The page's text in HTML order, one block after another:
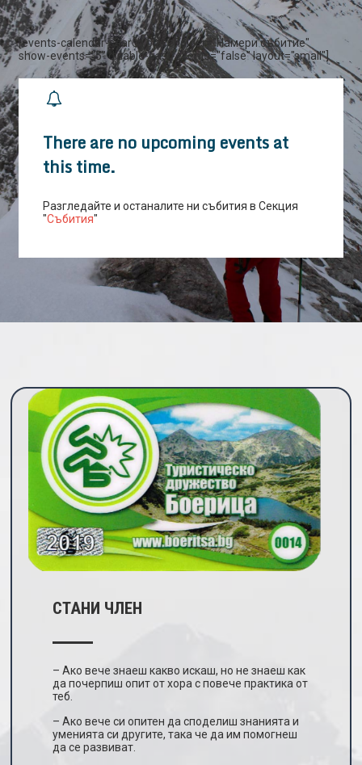
[events-calendar-search placeholder="Намери събитие"
show-events="5" disable-past-events="false" layout="small"]
There are no upcoming events at
this time.
Разгледайте и останалите ни събития в Секция
"Събития"
СТАНИ ЧЛЕН
– Ако вече знаеш какво искаш, но не знаеш как
да почерпиш опит от хора с повече практика от
теб.
– Ако вече си опитен да споделиш знанията и
уменията си другите, така че да им помогнеш
да се развиват.